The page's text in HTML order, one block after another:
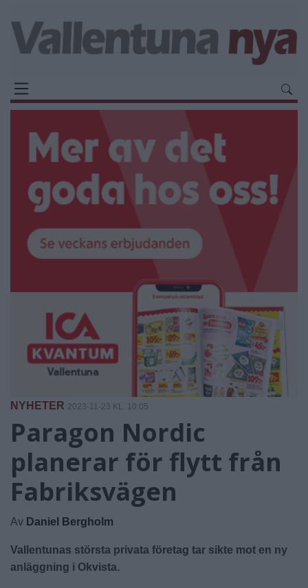
NYHETER 2023-11-23 KL. 10:05
Paragon Nordic
planerar för flytt från
Fabriksvägen
Av Daniel Bergholm
Vallentunas största privata företag tar sikte mot en ny
anläggning i Okvista.